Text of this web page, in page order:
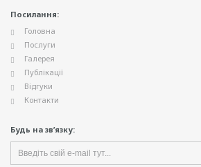
Посилання:
Головна
Послуги
Галерея
Публікації
Відгуки
Контакти
Будь на зв’язку: